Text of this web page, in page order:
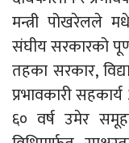
मन्त्री पोखरेलले
संघीय सरकारको
तहका सरकार,
प्रभावकारी
६० वर्ष उमेर